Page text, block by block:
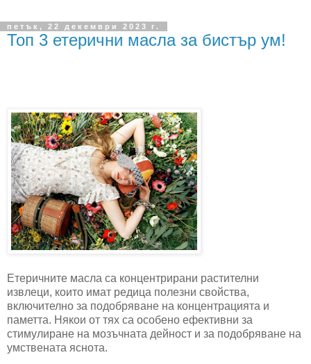
петък, 22 декември 2023 г.
Топ 3 етерични масла за бистър ум!
Етеричните масла са концентрирани растителни
извлеци, които имат редица полезни свойства,
включително за подобряване на концентрацията и
паметта. Някои от тях са особено ефективни за
стимулиране на мозъчната дейност и за подобряване на
умствената яснота.